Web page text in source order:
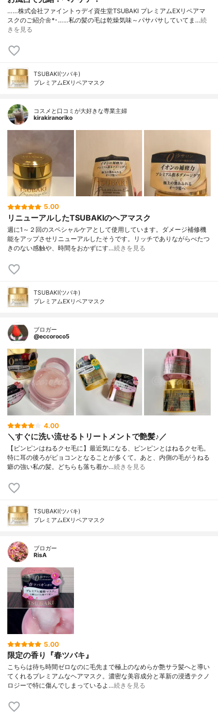
……⁡⁡株式会社ファイントゥデイ資生堂⁡⁡TSUBAKI プレミアムEXリペアマ
スク⁡⁡のご紹介🌼*･⁡……⁡⁡私の髪の毛は⁡乾燥気味～⁡⁡パサパサしていて⁡ま…続
きを見る
TSUBAKI(ツバキ)
プレミアムEXリペアマスク
コスメと口コミが大好きな専業主婦
kirakiranoriko
5.00
リニューアルしたTSUBAKIのヘアマスク
週に1～２回のスペシャルケアとして使用しています。ダメージ補修機
能をアップさせリニューアルしたそうです。リッチでありながらべたつ
きのない感触や、時間をおかずにす…続きを見る
TSUBAKI(ツバキ)
プレミアムEXリペアマスク
ブロガー
@eccoroco5
4.00
＼すぐに洗い流せるトリートメントで艶髪♪／
【ピンピンはねるクセ毛に】最近気になる、ピンピンとはねるクセ毛。
特に耳の後ろがピョコンとなることが多くて。あと、内側の毛がうねる
癖の強い私の髪。どちらも落ち着か…続きを見る
TSUBAKI(ツバキ)
プレミアムEXリペアマスク
ブロガー
RisA
5.00
限定の香り『春ツバキ』
こちらは待ち時間ゼロなのに毛先まで極上のなめらか艶サラ髪へと導い
てくれるプレミアムなヘアマスク。濃密な美容成分と革新の浸透テクノ
ロジーで特に傷んでしまっているよ…続きを見る